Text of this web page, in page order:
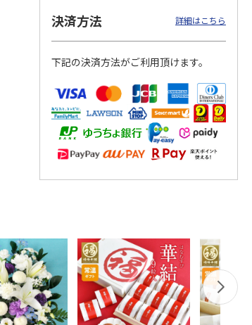
3,980円
(送料・税込)
3,980円
(送料・税込)
決済方法 詳細はこちら
下記の決済方法がご利用頂けます。